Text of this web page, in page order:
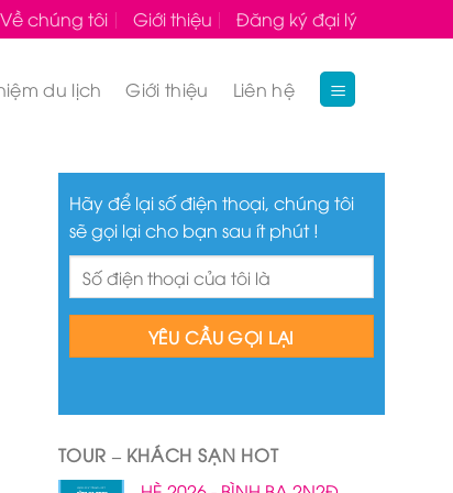
Về chúng tôi Giới thiệu Đăng ký đại lý
du lịch Giới thiệu Liên hệ
Hãy để lại số điện thoại, chúng tôi
sẽ gọi lại cho bạn sau ít phút !
TOUR – KHÁCH SẠN HOT